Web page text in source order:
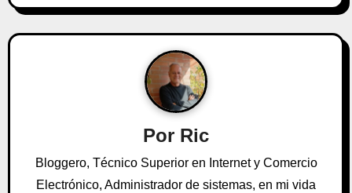
e
ó
Por Ric
Bloggero, Técnico Superior en Internet y Comercio
Electrónico, Administrador de sistemas, en mi vida